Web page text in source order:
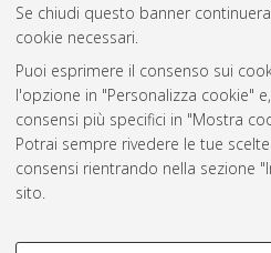
Se chiudi questo banner
cookie necessari.
Puoi esprimere il consenso sui
l'opzione in "Personalizza cookie"
consensi più specifici in "Mostra
Potrai sempre rivedere le tue
consensi rientrando nella sezione
sito.
Atom
Rss 1.0
Rss 2.0
Impostazioni Cookie